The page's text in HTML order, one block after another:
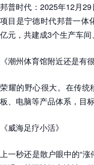
邦普时代：2025年12月
项目是宁德时代邦普一体
亿元，共建成3个生产车间
《潮州体育馆附近还是有
荣耀的野心很大。在传统
板、电脑等产品体系，目
《威海足疗小活》
上一秒还是散户眼中的“